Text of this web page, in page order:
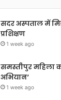
सदर अस्पताल में
प्रशिक्षण
1 week ago
समस्तीपुर महिला
अभियान’
1 week ago